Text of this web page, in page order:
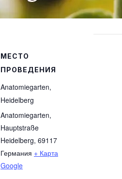
МЕСТО
ПРОВЕДЕНИЯ
Anatomiegarten,
Heidelberg
Anatomiegarten,
Hauptstraße
Heidelberg, 69117
Германия + Карта
Google